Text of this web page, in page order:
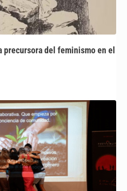
precursora del feminismo en el